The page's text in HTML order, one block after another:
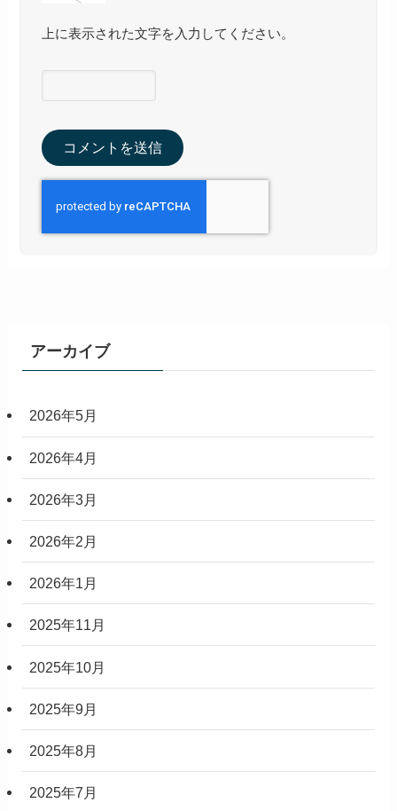
上に表示された文字を入力してください。
アーカイブ
2026年5月
2026年4月
2026年3月
2026年2月
2026年1月
2025年11月
2025年10月
2025年9月
2025年8月
2025年7月